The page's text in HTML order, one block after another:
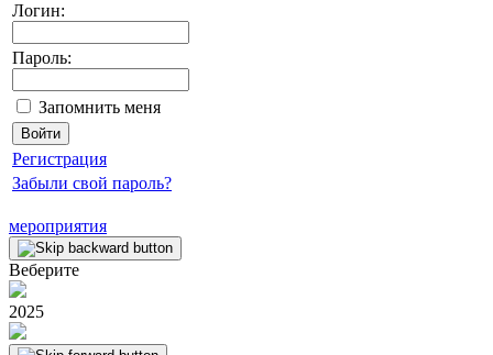
Логин:
Пароль:
Запомнить меня
Регистрация
Забыли свой пароль?
мероприятия
Веберите
2025